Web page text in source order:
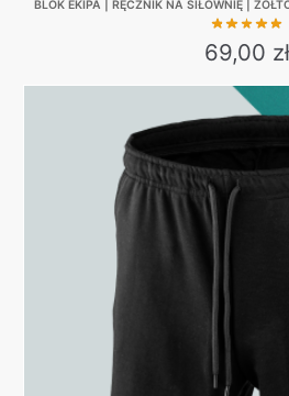
BLOK EKIPA | RĘCZNIK NA SIŁOWNIĘ |
69,00 zł